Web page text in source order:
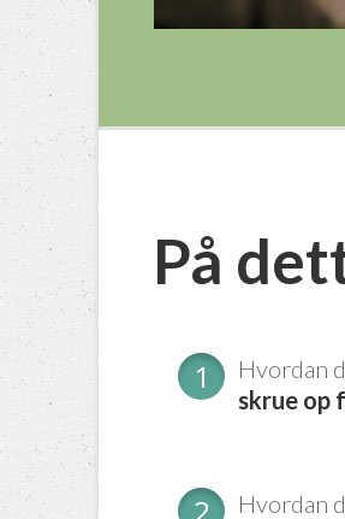
På
Hvordan
skrue op
Hvordan